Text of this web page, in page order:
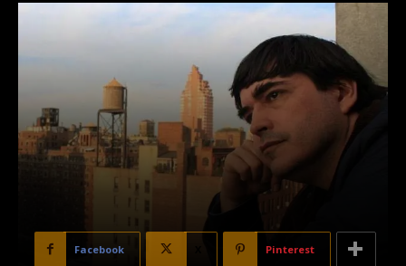
Facebook Pinterest